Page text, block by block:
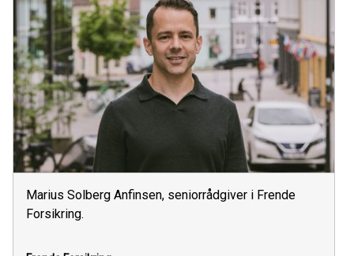
Marius Solberg Anfinsen, seniorrådgiver i Frende
Forsikring.